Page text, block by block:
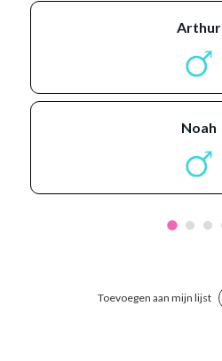
arthur
noah
Toevoegen aan mijn lijst